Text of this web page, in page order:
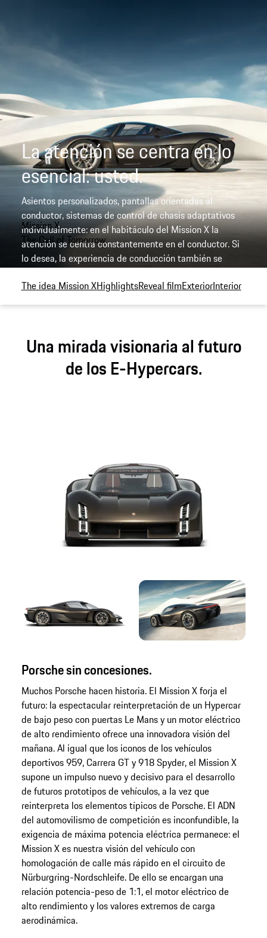
Mission X.
The Call of Tomorrow.
The idea Mission XHighlightsReveal filmExteriorInterior
Una mirada visionaria al futuro
de los E-Hypercars.
Porsche sin concesiones.
Muchos Porsche hacen historia. El Mission X forja el
futuro: la espectacular reinterpretación de un Hypercar
de bajo peso con puertas Le Mans y un motor eléctrico
de alto rendimiento ofrece una innovadora visión del
mañana. Al igual que los iconos de los vehículos
deportivos 959, Carrera GT y 918 Spyder, el Mission X
supone un impulso nuevo y decisivo para el desarrollo
de futuros prototipos de vehículos, a la vez que
reinterpreta los elementos típicos de Porsche. El ADN
del automovilismo de competición es inconfundible, la
exigencia de máxima potencia eléctrica permanece: el
Mission X es nuestra visión del vehículo con
homologación de calle más rápido en el circuito de
Nürburgring-Nordschleife. De ello se encargan una
relación potencia-peso de 1:1, el motor eléctrico de
alto rendimiento y los valores extremos de carga
aerodinámica.
La atención se centra en lo
esencial: usted.
Asientos personalizados, pantallas orientadas al
conductor, sistemas de control de chasis adaptativos
individualmente: en el habitáculo del Mission X la
atención se centra constantemente en el conductor. Si
lo desea, la experiencia de conducción también se
puede compartir con el mundo con solo tocar un botón.